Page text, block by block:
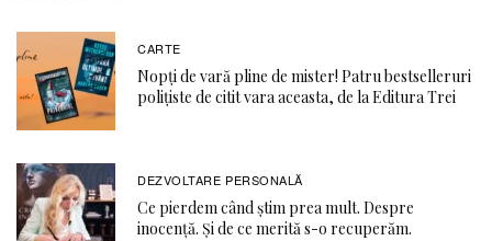
CARTE
Nopți de vară pline de mister! Patru bestselleruri
polițiste de citit vara aceasta, de la Editura Trei
DEZVOLTARE PERSONALĂ
Ce pierdem când știm prea mult. Despre
inocență. Și de ce merită s-o recuperăm.